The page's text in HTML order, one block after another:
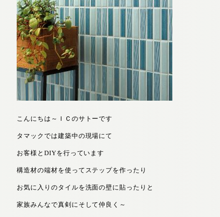
こんにちは～ＩＣのサトーです
タマックでは建築中の現場にて
お客様とDIYを行っています
構造材の端材を使ってステップを作ったり
お気に入りのタイルを洗面の壁に貼ったりと
家族みんなで真剣にそして仲良く～